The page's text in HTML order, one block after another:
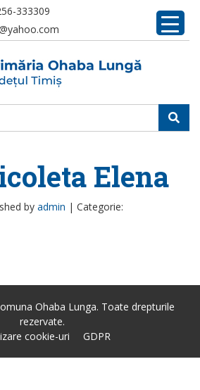
333309
Elena
by admin | Categorie:
Ohaba Lunga. Toate drepturile
rezervate.
cookie-uri
GDPR